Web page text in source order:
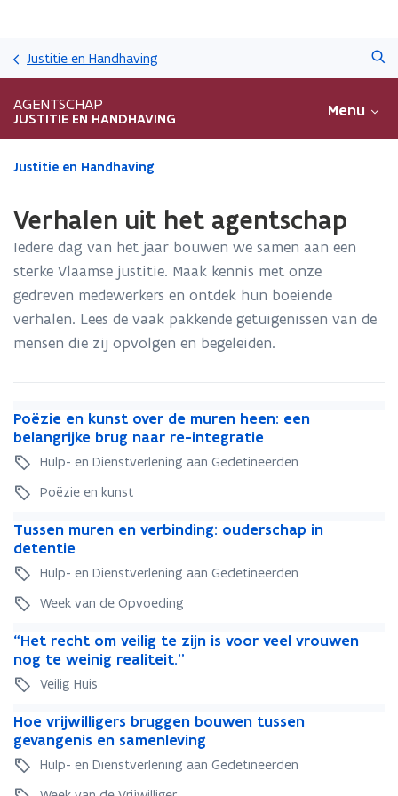
Justitie en Handhaving
AGENTSCHAP
JUSTITIE EN HANDHAVING Menu
Gedaan
bevindt
op:
Verhalen
uit
agentschap
Justitie en Handhaving
Verhalen uit het agentschap
Iedere dag van het jaar bouwen we samen aan een
sterke Vlaamse justitie. Maak kennis met onze
gedreven medewerkers en ontdek hun boeiende
verhalen. Lees de vaak pakkende getuigenissen van de
mensen die zij opvolgen en begeleiden.
o
ë
z
e
n
k
u
n
t
v
e
d
e
m
Poëzie en kunst over de muren heen: een
belangrijke brug naar re-integratie
P
o
ë
z
i
e
n
k
n
t
o
v
r
d
e
m
u
Hulp- en Dienstverlening aan Gedetineerden
Poëzie en kunst
u
s
s
e
m
r
e
e
n
v
Tussen muren en verbinding: ouderschap in
detentie
T
u
s
e
m
u
r
n
e
n
v
e
Hulp- en Dienstverlening aan Gedetineerden
Week van de Opvoeding
“
e
t
e
c
h
“Het recht om veilig te zijn is voor veel vrouwen
nog te weinig realiteit.”
“
H
e
r
e
c
h
t
Veilig Huis
o
e
v
r
Hoe vrijwilligers bruggen bouwen tussen
gevangenis en samenleving
H
o
e
Hulp- en Dienstverlening aan Gedetineerden